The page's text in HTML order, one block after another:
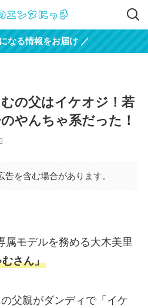
なる情報をお届け ／
むの父はイケオジ！若
やんちゃ系だった！
告を含む場合があります。
属モデルを務める大木美里
さん」
父親がダンディで「イケ